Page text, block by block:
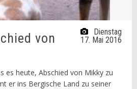
Dienstag
17. Mai 2016
von
es heute, Abschied von Mikky zu
er ins Bergische Land zu seiner